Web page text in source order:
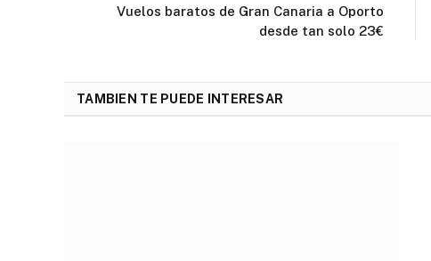
Vuelos baratos de Gran Canaria a Oporto
desde tan solo 23€
TAMBIEN TE PUEDE INTERESAR